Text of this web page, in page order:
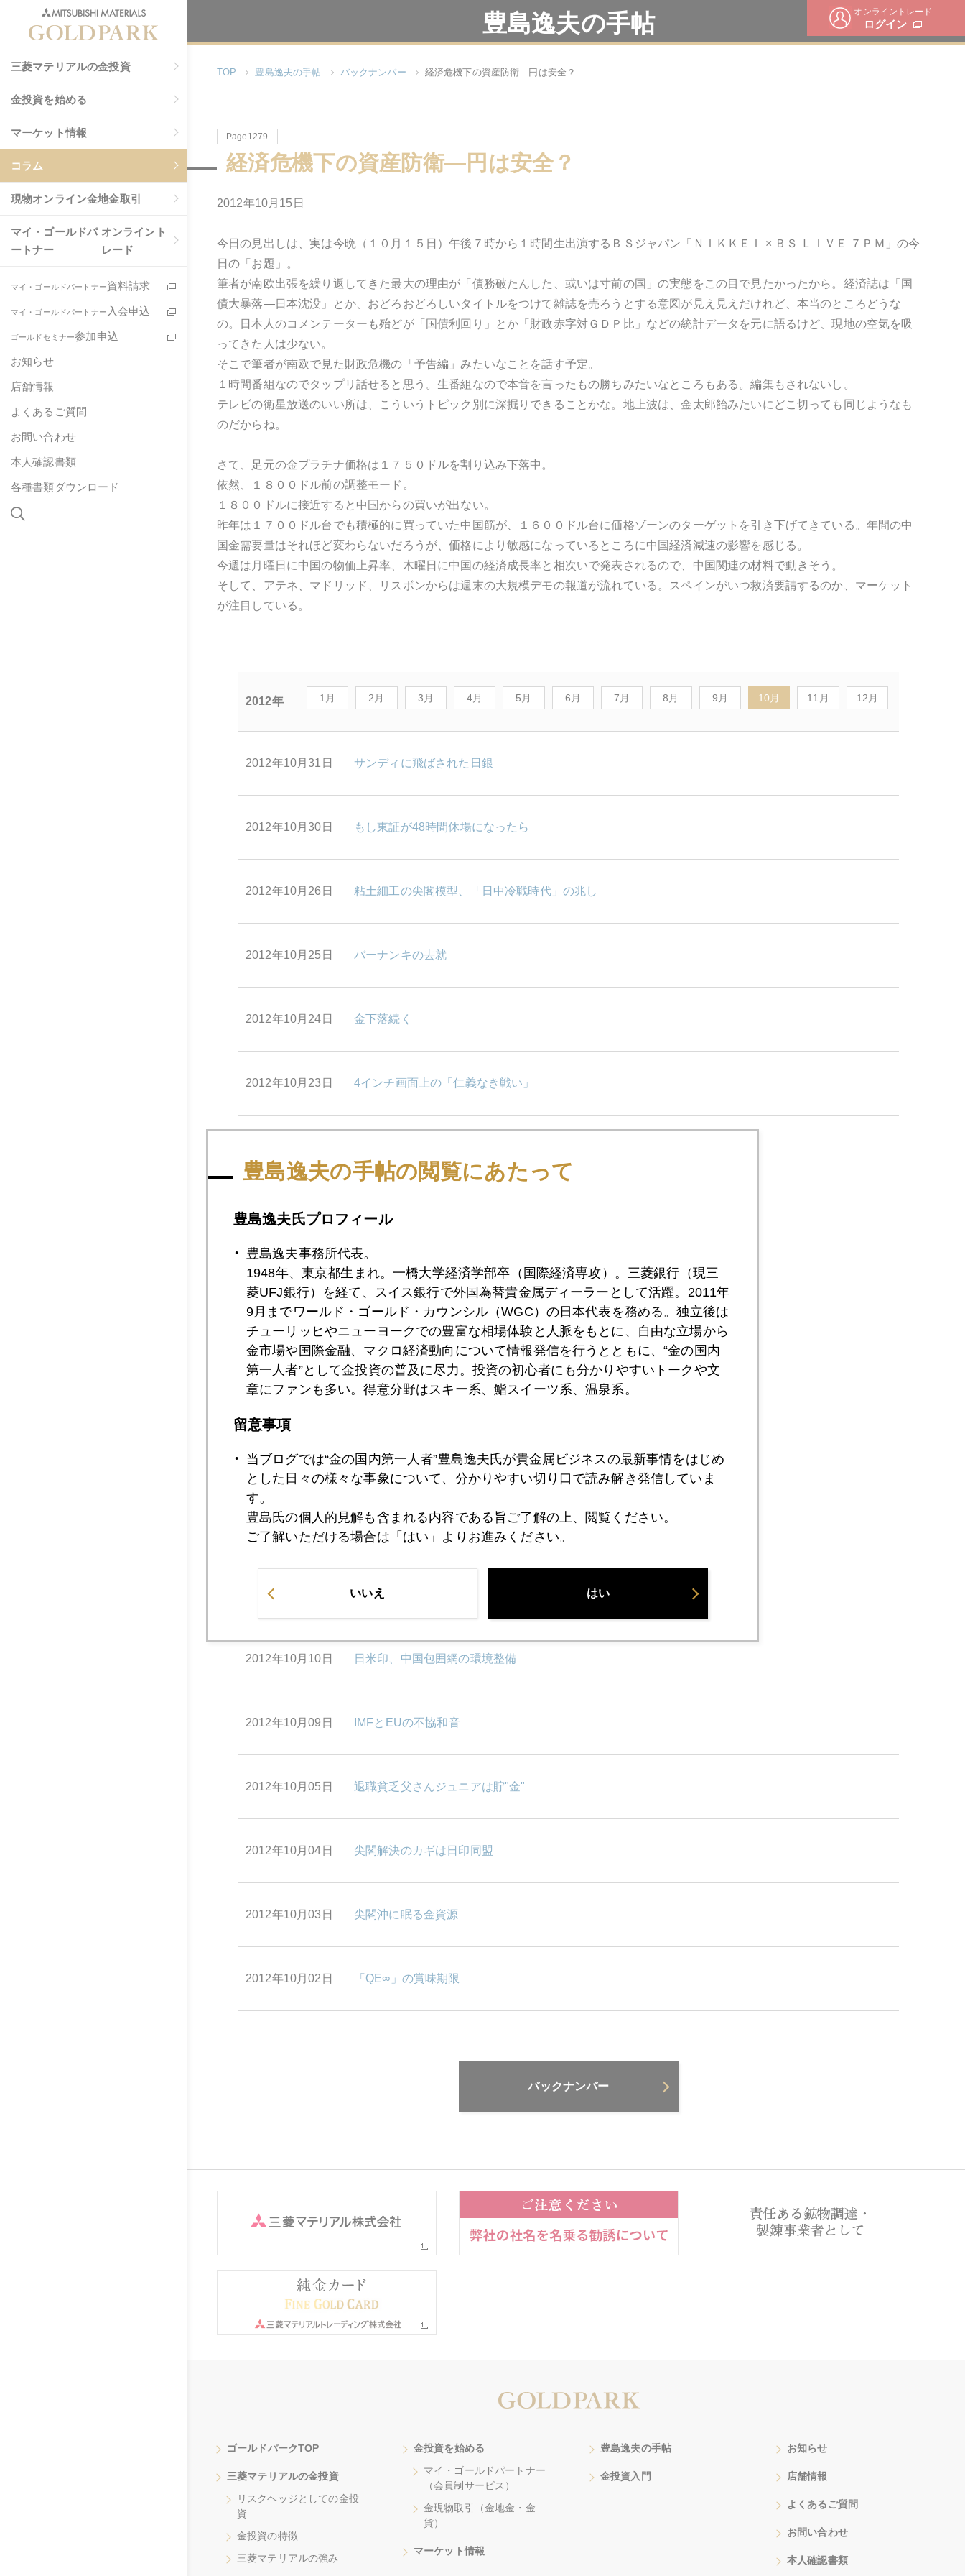
オンライントレード
ログイン
三菱マテリアルの金投資
金投資を始める
マーケット情報
コラム
現物オンライン金地金取引
マイ・ゴールドパ
ートナー
オンライント
レード
マイ・ゴールドパートナー資料請求
マイ・ゴールドパートナー 入会申込
ゴールドセミナー参加申込
お知らせ
店舗情報
よくあるご質問
お問い合わせ
本人確認書類
各種書類ダウンロード
豊島逸夫の手帖
TOP 豊島逸夫の手帖 バックナンバー 経済危機下の資産防衛―円は安全？
Page1279
経済危機下の資産防衛―円は安全？
2012年10月15日
今日の見出しは、実は今晩（１０月１５日）午後７時から１時間生出演するＢＳジャパン「ＮＩＫＫＥＩ × ＢＳ ＬＩＶＥ ７ＰＭ」の今
日の「お題」。
筆者が南欧出張を繰り返してきた最大の理由が「債務破たんした、或いは寸前の国」の実態をこの目で見たかったから。経済誌は「国
債大暴落―日本沈没」とか、おどろおどろしいタイトルをつけて雑誌を売ろうとする意図が見え見えだけれど、本当のところどうな
の。日本人のコメンテーターも殆どが「国債利回り」とか「財政赤字対ＧＤＰ比」などの統計データを元に語るけど、現地の空気を吸
ってきた人は少ない。
そこで筆者が南欧で見た財政危機の「予告編」みたいなことを話す予定。
１時間番組なのでタップリ話せると思う。生番組なので本音を言ったもの勝ちみたいなところもある。編集もされないし。
テレビの衛星放送のいい所は、こういうトピック別に深掘りできることかな。地上波は、金太郎飴みたいにどこ切っても同じようなも
のだからね。
さて、足元の金プラチナ価格は１７５０ドルを割り込み下落中。
依然、１８００ドル前の調整モード。
１８００ドルに接近すると中国からの買いが出ない。
昨年は１７００ドル台でも積極的に買っていた中国筋が、１６００ドル台に価格ゾーンのターゲットを引き下げてきている。年間の中
国金需要量はそれほど変わらないだろうが、価格により敏感になっているところに中国経済減速の影響を感じる。
今週は月曜日に中国の物価上昇率、木曜日に中国の経済成長率と相次いで発表されるので、中国関連の材料で動きそう。
そして、アテネ、マドリッド、リスボンからは週末の大規模デモの報道が流れている。スペインがいつ救済要請するのか、マーケット
が注目している。
2012年 1月 2月 3月 4月 5月 6月 7月 8月 9月 10月 11月 12月
2012年10月31日 サンディに飛ばされた日銀
2012年10月30日 もし東証が48時間休場になったら
2012年10月26日 粘土細工の尖閣模型、「日中冷戦時代」の兆し
2012年10月25日 バーナンキの去就
2012年10月24日 金下落続く
2012年10月23日 4インチ画面上の「仁義なき戦い」
2012年10月19日 中国経済7.4%へ減速、商品市場への影響は？
2012年10月18日 金大量保管のNY連銀爆破計画阻止
2012年10月17日 金の落下傘 一日在職で３４億円の退職金もらえる仕組み
2012年10月15日 経済危機下の資産防衛―円は安全？
2012年10月12日 IMFが入り「おかずが減った」韓国
2012年10月11日 ロムニー氏は反中
2012年10月10日 日米印、中国包囲網の環境整備
2012年10月09日 IMFとEUの不協和音
2012年10月05日 退職貧乏父さんジュニアは貯"金"
2012年10月04日 尖閣解決のカギは日印同盟
2012年10月03日 尖閣沖に眠る金資源
2012年10月02日 「QE∞」の賞味期限
バックナンバー
ゴールドパークTOP
三菱マテリアルの金投資
リスクヘッジとしての金投
資
金投資の特徴
三菱マテリアルの強み
金投資を始める
マイ・ゴールドパートナー
（会員制サービス）
金現物取引（金地金・金
貨）
マーケット情報
豊島逸夫の手帖
金投資入門
お知らせ
店舗情報
よくあるご質問
お問い合わせ
本人確認書類
豊島逸夫の手帖の閲覧にあたって
豊島逸夫氏プロフィール
豊島逸夫事務所代表。
1948年、東京都生まれ。一橋大学経済学部卒（国際経済専攻）。三菱銀行（現三
菱UFJ銀行）を経て、スイス銀行で外国為替貴金属ディーラーとして活躍。2011年
9月までワールド・ゴールド・カウンシル（WGC）の日本代表を務める。独立後は
チューリッヒやニューヨークでの豊富な相場体験と人脈をもとに、自由な立場から
金市場や国際金融、マクロ経済動向について情報発信を行うとともに、“金の国内
第一人者”として金投資の普及に尽力。投資の初心者にも分かりやすいトークや文
章にファンも多い。得意分野はスキー系、鮨スイーツ系、温泉系。
留意事項
当ブログでは“金の国内第一人者”豊島逸夫氏が貴金属ビジネスの最新事情をはじめ
とした日々の様々な事象について、分かりやすい切り口で読み解き発信していま
す。
豊島氏の個人的見解も含まれる内容である旨ご了解の上、閲覧ください。
ご了解いただける場合は「はい」よりお進みください。
いいえ はい